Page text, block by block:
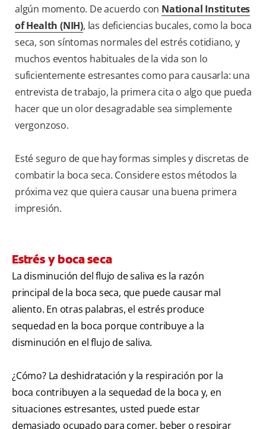
algún momento. De acuerdo con National Institutes
of Health (NIH), las deficiencias bucales, como la boca
seca, son síntomas normales del estrés cotidiano, y
muchos eventos habituales de la vida son lo
suficientemente estresantes como para causarla: una
entrevista de trabajo, la primera cita o algo que pueda
hacer que un olor desagradable sea simplemente
vergonzoso.
Esté seguro de que hay formas simples y discretas de
combatir la boca seca. Considere estos métodos la
próxima vez que quiera causar una buena primera
impresión.
Estrés y boca seca
La disminución del flujo de saliva es la razón
principal de la boca seca, que puede causar mal
aliento. En otras palabras, el estrés produce
sequedad en la boca porque contribuye a la
disminución en el flujo de saliva.
¿Cómo? La deshidratación y la respiración por la
boca contribuyen a la sequedad de la boca y, en
situaciones estresantes, usted puede estar
demasiado ocupado para comer, beber o respirar